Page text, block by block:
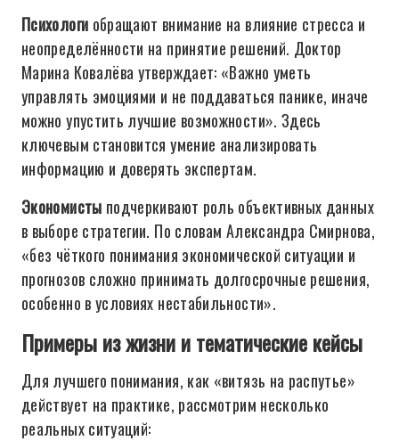
Психологи обращают внимание на влияние стресса и
неопределённости на принятие решений. Доктор
Марина Ковалёва утверждает: «Важно уметь
управлять эмоциями и не поддаваться панике, иначе
можно упустить лучшие возможности». Здесь
ключевым становится умение анализировать
информацию и доверять экспертам.
Экономисты подчеркивают роль объективных данных
в выборе стратегии. По словам Александра Смирнова,
«без чёткого понимания экономической ситуации и
прогнозов сложно принимать долгосрочные решения,
особенно в условиях нестабильности».
Примеры из жизни и тематические кейсы
Для лучшего понимания, как «витязь на распутье»
действует на практике, рассмотрим несколько
реальных ситуаций: